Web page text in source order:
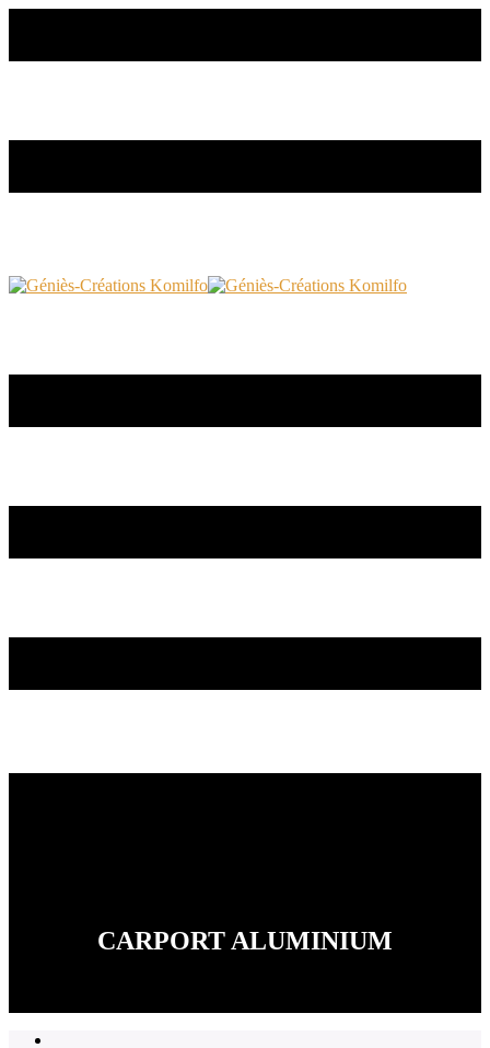
CARPORT ALUMINIUM